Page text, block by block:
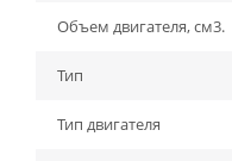
Объем двигателя, см3.
Тип
Тип двигателя